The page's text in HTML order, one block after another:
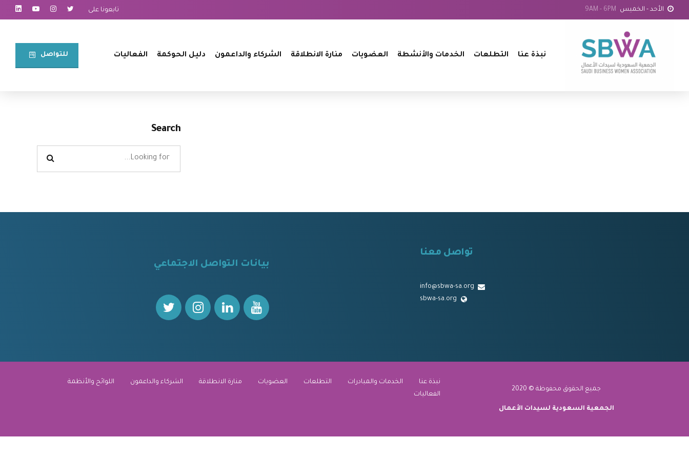
الأحد - الخميس 9AM - 6PM تابعونا على
للتواصل⠀ نبذة عنا التطلعات الخدمات والأنشطة العضويات منارة الانطلاقة الشركاء والداعمون دليل الحوكمة الفعاليات
Search
تواصل معنا
info@sbwa-sa.org
sbwa-sa.org
بيانات التواصل الاجتماعي
جميع الحقوق محفوظة © 2020
الجمعية السعودية لسيدات الأعمال
نبذة عنا الخدمات والمبادرات التطلعات العضويات منارة الانطلاقة الشركاء والداعمون
اللوائح والأنظمة
الفعاليات